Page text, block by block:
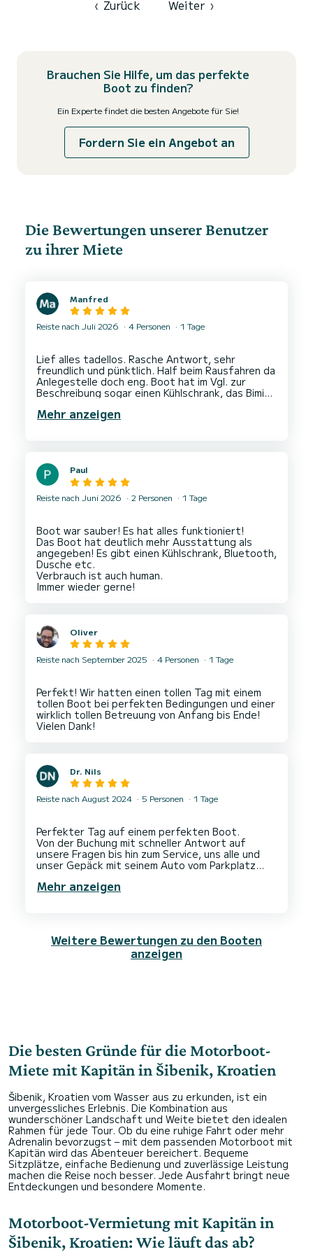
‹ Zurück Weiter ›
Brauchen Sie Hilfe, um das perfekte
Boot zu finden?
Ein Experte findet die besten Angebote für Sie!
Fordern Sie ein Angebot an
Die Bewertungen unserer Benutzer
zu ihrer Miete
Manfred
Reiste nach Juli 2026 4 Personen 1 Tage
Lief alles tadellos. Rasche Antwort, sehr
freundlich und pünktlich. Half beim Rausfahren da
Anlegestelle doch eng. Boot hat im Vgl. zur
Beschreibung sogar einen Kühlschrank, das Bimini
Mehr anzeigen
Paul
Reiste nach Juni 2026 2 Personen 1 Tage
Boot war sauber! Es hat alles funktioniert!
Das Boot hat deutlich mehr Ausstattung als
angegeben! Es gibt einen Kühlschrank, Bluetooth,
Dusche etc.
Verbrauch ist auch human.
Oliver
Reiste nach September 2025 4 Personen 1 Tage
Perfekt! Wir hatten einen tollen Tag mit einem
tollen Boot bei perfekten Bedingungen und einer
wirklich tollen Betreuung von Anfang bis Ende!
Dr. Nils
Reiste nach August 2024 5 Personen 1 Tage
Perfekter Tag auf einem perfekten Boot.
Von der Buchung mit schneller Antwort auf
unsere Fragen bis hin zum Service, uns alle und
unser Gepäck mit seinem Auto vom Parkplatz
gekümmert und alle Erwartungen übertroffen.
höheren Geschwindigkeiten, Raymarine
funktioniert perfekt zum Navigieren. Das
Mehr anzeigen
Weitere Bewertungen zu den Booten
anzeigen
Die besten Gründe für die Motorboot-
Miete mit Kapitän in Šibenik, Kroatien
Šibenik, Kroatien vom Wasser aus zu erkunden, ist ein
unvergessliches Erlebnis. Die Kombination aus
wunderschöner Landschaft und Weite bietet den idealen
Rahmen für jede Tour. Ob du eine ruhige Fahrt oder mehr
Adrenalin bevorzugst – mit dem passenden Motorboot mit
Kapitän wird das Abenteuer bereichert. Bequeme
Sitzplätze, einfache Bedienung und zuverlässige Leistung
machen die Reise noch besser. Jede Ausfahrt bringt neue
Entdeckungen und besondere Momente.
Motorboot-Vermietung mit Kapitän in
Šibenik, Kroatien: Wie läuft das ab?